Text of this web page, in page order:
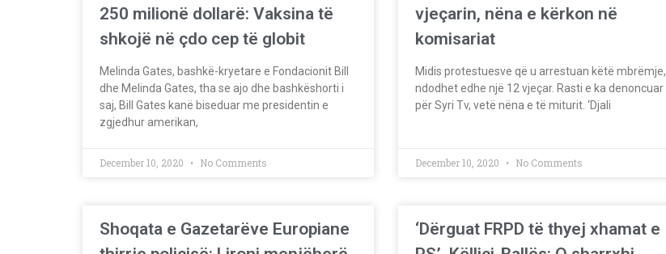
250 milionë dollarë: Vaksina të
shkojë në çdo cep të globit
Melinda Gates, bashkë-kryetare e Fondacionit Bill
dhe Melinda Gates, tha se ajo dhe bashkëshorti i
saj, Bill Gates kanë biseduar me presidentin e
zgjedhur amerikan,
December 10, 2020 No Comments
vjeçarin, nëna e kërkon në
komisariat
Midis protestuesve që u arrestuan këtë mbrëmje,
ndodhet edhe një 12 vjeçar. Rasti e ka denoncuar
për Syri Tv, vetë nëna e të miturit. ‘Djali
December 10, 2020 No Comments
Shoqata e Gazetarëve Europiane
‘Dërguat FRPD të thyej xhamat e